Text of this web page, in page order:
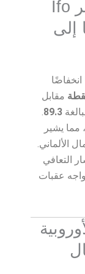
📰 المقدمة: تراجع مؤشر Ifo
إلى
انخفاضًا
مقابل
89.3
.
مما يشير
الألماني.
التعافي
عقبات